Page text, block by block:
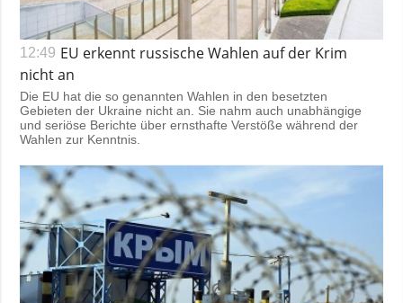
12:49 EU erkennt russische Wahlen auf der Krim
nicht an
Die EU hat die so genannten Wahlen in den besetzten
Gebieten der Ukraine nicht an. Sie nahm auch unabhängige
und seriöse Berichte über ernsthafte Verstöße während der
Wahlen zur Kenntnis.